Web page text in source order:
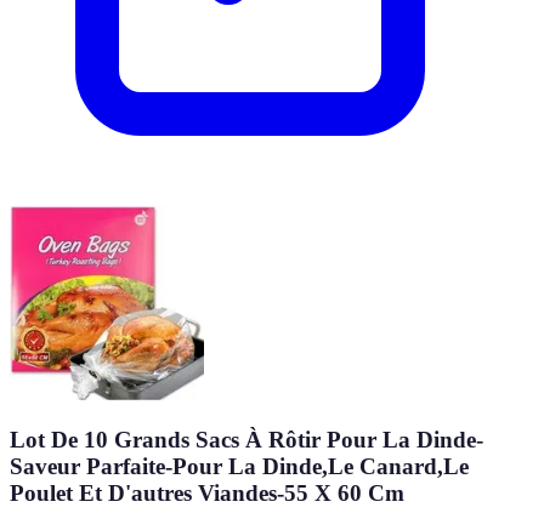
Lot De 10 Grands Sacs À Rôtir Pour La Dinde-
Saveur Parfaite-Pour La Dinde,Le Canard,Le
Poulet Et D'autres Viandes-55 X 60 Cm